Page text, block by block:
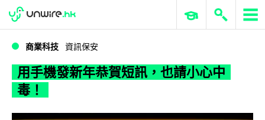
用手機發新年恭賀短訊，也請小心中毒！
WWDC 2026 ERP 與商業 AI
商業科技 資訊保安
用手機發新年恭賀短訊，也請小心中
毒！